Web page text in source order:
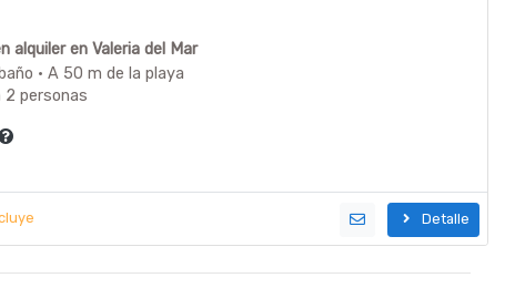
alquiler en Valeria del Mar
· A 50 m de la playa
2 personas
Detalle